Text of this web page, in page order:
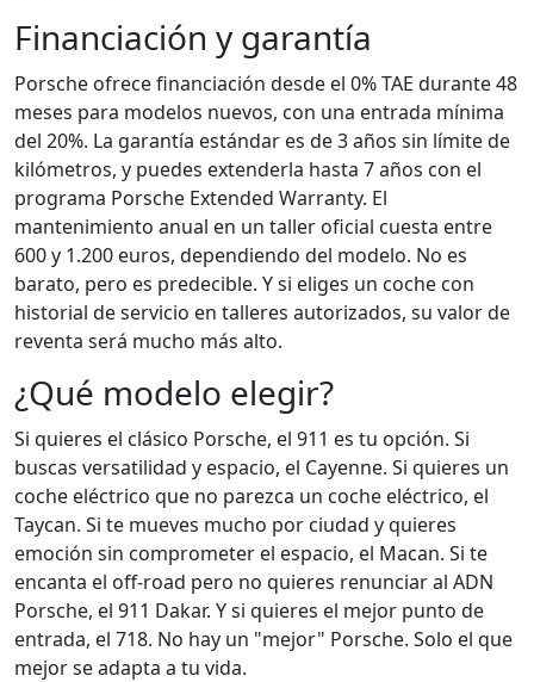
Financiación y garantía
Porsche ofrece financiación desde el 0% TAE durante 48
meses para modelos nuevos, con una entrada mínima
del 20%. La garantía estándar es de 3 años sin límite de
kilómetros, y puedes extenderla hasta 7 años con el
programa Porsche Extended Warranty. El
mantenimiento anual en un taller oficial cuesta entre
600 y 1.200 euros, dependiendo del modelo. No es
barato, pero es predecible. Y si eliges un coche con
historial de servicio en talleres autorizados, su valor de
reventa será mucho más alto.
¿Qué modelo elegir?
Si quieres el clásico Porsche, el 911 es tu opción. Si
buscas versatilidad y espacio, el Cayenne. Si quieres un
coche eléctrico que no parezca un coche eléctrico, el
Taycan. Si te mueves mucho por ciudad y quieres
emoción sin comprometer el espacio, el Macan. Si te
encanta el off-road pero no quieres renunciar al ADN
Porsche, el 911 Dakar. Y si quieres el mejor punto de
entrada, el 718. No hay un "mejor" Porsche. Solo el que
mejor se adapta a tu vida.